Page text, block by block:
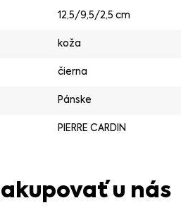
12,5/9,5/2,5 cm
koža
čierna
Pánske
PIERRE CARDIN
u nás